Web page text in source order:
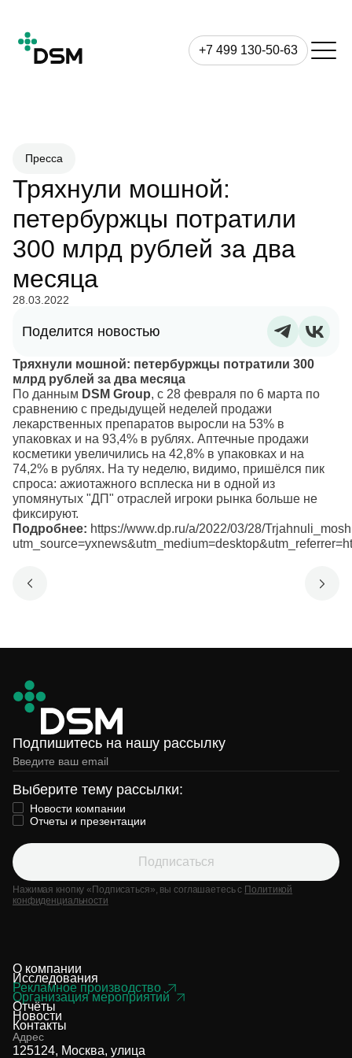
+7 499 130-50-63
Пресса
Тряхнули мошной:
петербуржцы потратили
300 млрд рублей за два
месяца
28.03.2022
Поделится новостью
Тряхнули мошной: петербуржцы потратили 300
млрд рублей за два месяца
По данным DSM Group, с 28 февраля по 6 марта по
сравнению с предыдущей неделей продажи
лекарственных препаратов выросли на 53% в
упаковках и на 93,4% в рублях. Аптечные продажи
косметики увеличились на 42,8% в упаковках и на
74,2% в рублях. На ту неделю, видимо, пришёлся пик
спроса: ажиотажного всплеска ни в одной из
упомянутых "ДП" отраслей игроки рынка больше не
фиксируют.
Подробнее: https://www.dp.ru/a/2022/03/28/
Подпишитесь на нашу рассылку
Выберите тему рассылки:
Новости компании
Отчеты и презентации
Подписаться
Нажимая кнопку «Подписаться», вы соглашаетесь с Политикой
конфиденциальности
О компании
Исследования
Рекламное производство
Организация мероприятий
Отчёты
Новости
Контакты
Адрес
125124, Москва, улица